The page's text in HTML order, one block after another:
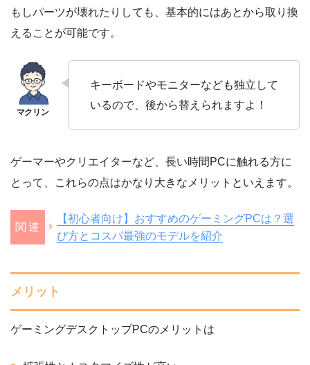
もしパーツが壊れたりしても、基本的にはあとから取り換
えることが可能です。
キーボードやモニターなども独立して
いるので、後から替えられますよ！
ゲーマーやクリエイターなど、長い時間PCに触れる方に
とって、これらの点はかなり大きなメリットといえます。
【初心者向け】おすすめのゲーミングPCは？選
び方とコスパ最強のモデルを紹介
メリット
ゲーミングデスクトップPCのメリットは